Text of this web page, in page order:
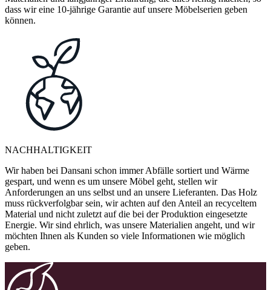
dass wir eine 10-jährige Garantie auf unsere Möbelserien geben
können.
NACHHALTIGKEIT
Wir haben bei Dansani schon immer Abfälle sortiert und Wärme
gespart, und wenn es um unsere Möbel geht, stellen wir
Anforderungen an uns selbst und an unsere Lieferanten. Das Holz
muss rückverfolgbar sein, wir achten auf den Anteil an recyceltem
Material und nicht zuletzt auf die bei der Produktion eingesetzte
Energie. Wir sind ehrlich, was unsere Materialien angeht, und wir
möchten Ihnen als Kunden so viele Informationen wie möglich
geben.